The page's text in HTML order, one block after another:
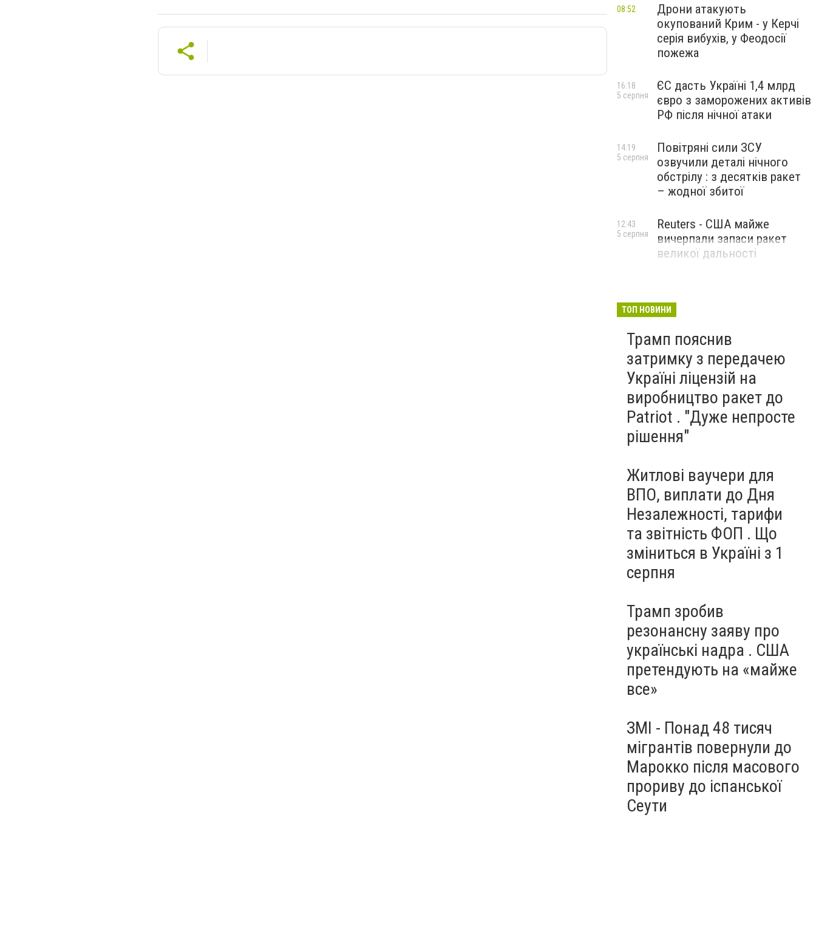
Дрони атакують
окупований Крим - у Керчі
серія вибухів, у Феодосії
пожежа
08:52
ЄС дасть Україні 1,4 млрд
євро з заморожених активів
РФ після нічної атаки
16:18
5 серпня
Повітряні сили ЗСУ
озвучили деталі нічного
обстрілу : з десятків ракет
– жодної збитої
14:19
5 серпня
Reuters - США майже
вичерпали запаси ракет
великої дальності
12:43
5 серпня
ТОП НОВИНИ
Трамп пояснив
затримку з передачею
Україні ліцензій на
виробництво ракет до
Patriot . "Дуже непросте
рішення"
Житлові ваучери для
ВПО, виплати до Дня
Незалежності, тарифи
та звітність ФОП . Що
зміниться в Україні з 1
серпня
Трамп зробив
резонансну заяву про
українські надра . США
претендують на «майже
все»
ЗМІ - Понад 48 тисяч
мігрантів повернули до
Марокко після масового
прориву до іспанської
Сеути